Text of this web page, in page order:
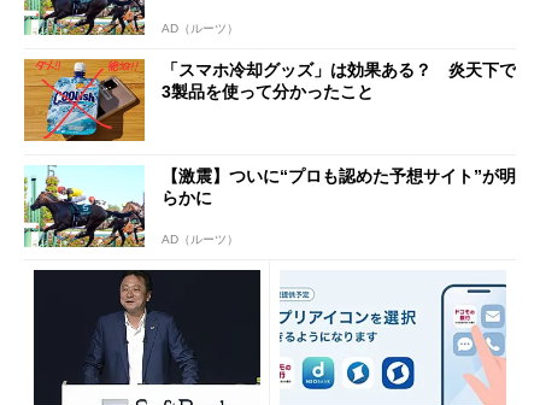
AD（ルーツ）
「スマホ冷却グッズ」は効果ある？ 炎天下で
3製品を使って分かったこと
【激震】ついに“プロも認めた予想サイト”が明
らかに
AD（ルーツ）